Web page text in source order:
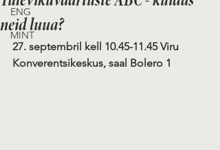
ENG
MINT
neid luua?
27. septembril kell 10.45-11.45 Viru
Konverentsikeskus, saal Bolero 1